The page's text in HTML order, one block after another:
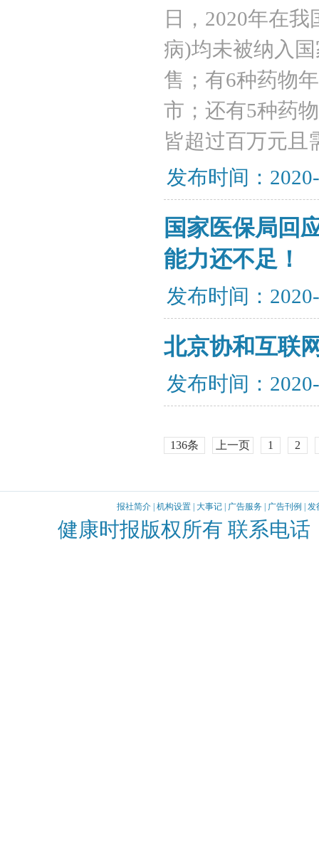
日，2020年在
病)均未被纳入
售；有6种药物
市；还有5种药
皆超过百万元且
发布时间：
国家医保局回
能力还不足！
发布时间：
北京协和互联
发布时间：
136条 上一页 1 2
报社简介 机构设置 大事记 广告服务 广告刊例 发
健康时报版权所有 联系电话